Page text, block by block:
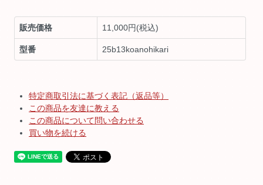
販売価格 11,000円(税込)
型番 25b13koanohikari
特定商取引法に基づく表記（返品等）
この商品を友達に教える
この商品について問い合わせる
買い物を続ける